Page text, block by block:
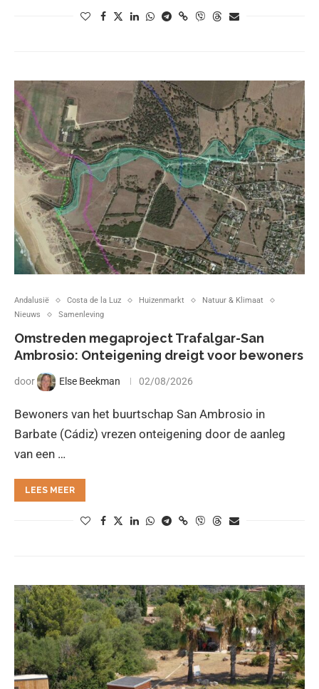
Andalusië Costa de la Luz Huizenmarkt
Natuur & Klimaat
Nieuws
Samenleving
Omstreden megaproject Trafalgar-San
Ambrosio: Onteigening dreigt voor bewoners
door Else Beekman 02/08/2026
Bewoners van het buurtschap San Ambrosio in
Barbate (Cádiz) vrezen onteigening door de aanleg
van een …
LEES MEER